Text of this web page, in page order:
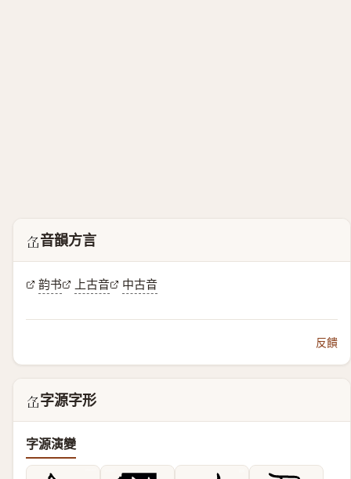
𡵁 音韻方言
韵书 上古音 中古音
反饋
𡵁 字源字形
字源演變